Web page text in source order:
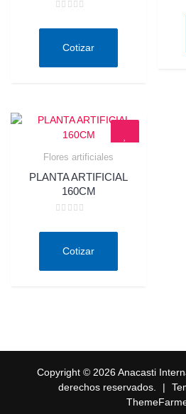
deCotizar
Flores artificiales
PLANTA ARTIFICIAL
160CM
deCotizar
Copyright © 2026 Anacasti
derechos reservados.
|